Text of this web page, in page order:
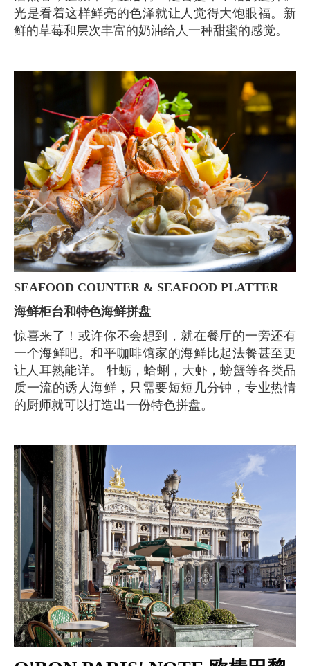
光是看着这样鲜亮的色泽就让人觉得大饱眼福。新
鲜的草莓和层次丰富的奶油给人一种甜蜜的感觉。
SEAFOOD COUNTER & SEAFOOD PLATTER
海鲜柜台和特色海鲜拼盘
惊喜来了！或许你不会想到，就在餐厅的一旁还有
一个海鲜吧。和平咖啡馆家的海鲜比起法餐甚至更
让人耳熟能详。 牡蛎，蛤蜊，大虾，螃蟹等各类品
质一流的诱人海鲜，只需要短短几分钟，专业热情
的厨师就可以打造出一份特色拼盘。